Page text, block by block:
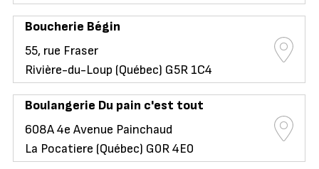
Boucherie Bégin
55, rue Fraser
Rivière-du-Loup (Québec) G5R 1C4
Boulangerie Du pain c'est tout
608A 4e Avenue Painchaud
La Pocatiere (Québec) G0R 4E0